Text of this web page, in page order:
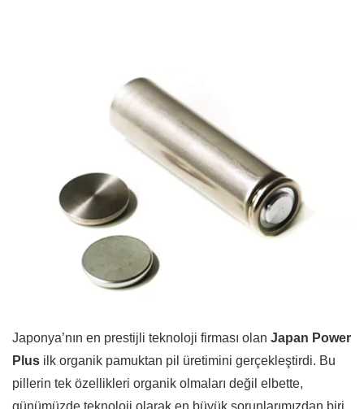
Japonya’nın en prestijli teknoloji firması olan Japan Power
Plus ilk organik pamuktan pil üretimini gerçekleştirdi. Bu
pillerin tek özellikleri organik olmaları değil elbette,
günümüzde teknoloji olarak en büyük sorunlarımızdan biri